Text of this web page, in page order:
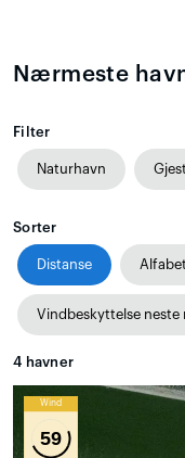
Nærmeste
Filter
Naturhavn
Sorter
Distanse
Vindbeskyttelse neste
4 havner
Wind
59